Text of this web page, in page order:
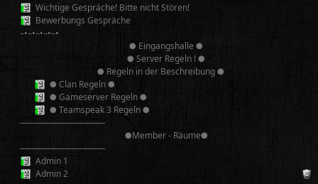
Wichtige Gespräche! Bitte nicht Stören!
Bewerbungs Gespräche
–•–•–•–•–•
● Eingangshalle ●
● Server Regeln ! ●
● Regeln in der Beschreibung ●
● Clan Regeln ●
● Gameserver Regeln ●
● Teamspeak 3 Regeln ●
──────────
●Member - Räume●
──────────
Admin 1
Admin 2